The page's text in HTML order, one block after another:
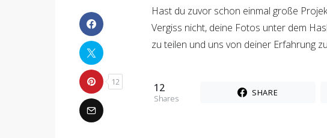
12
Hast du zuvor schon einmal große
Vergiss nicht, deine Fotos unter dem
zu teilen und uns von deiner Erfahrung
12
Shares
SHARE